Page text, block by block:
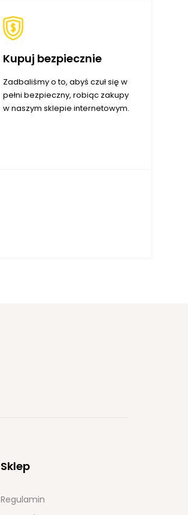
Kupuj bezpiecznie
Zadbaliśmy o to, abyś czuł się w
pełni bezpieczny, robiąc zakupy
w naszym sklepie internetowym.
Sklep
Regulamin